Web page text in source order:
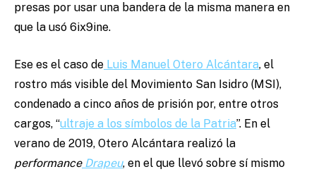
presas por usar una bandera de la misma manera en
que la usó 6ix9ine.
Ese es el caso de Luis Manuel Otero Alcántara, el
rostro más visible del Movimiento San Isidro (MSI),
condenado a cinco años de prisión por, entre otros
cargos, “ultraje a los símbolos de la Patria”. En el
verano de 2019, Otero Alcántara realizó la
performance Drapeu, en el que llevó sobre sí mismo